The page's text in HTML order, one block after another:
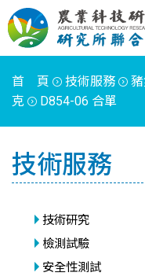
首 頁 技術服務
克
D854-06 合單
技術服務
技術研究
檢測試驗
安全性測試